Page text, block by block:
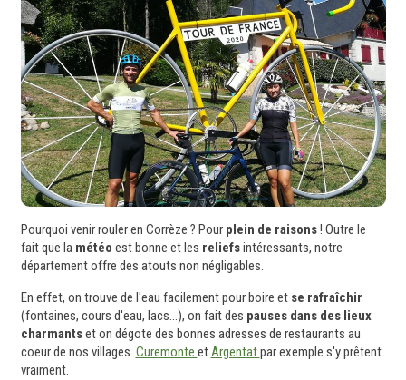
Pourquoi venir rouler en Corrèze ? Pour plein de raisons! Outre le
fait que la météo est bonne et les reliefsintéressants, notre
département offre des atouts non négligables.
En effet, on trouve de l'eau facilement pour boire et se rafraîchir
(fontaines, cours d'eau, lacs...), on fait des pauses dans des lieux
charmantset on dégote des bonnes adresses de restaurants au
coeur de nos villages. Curemonte etArgentatpar exemple s'y prêtent
vraiment.